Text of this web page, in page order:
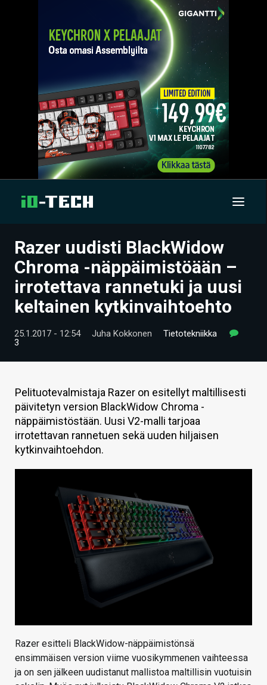
UUTISET
ARTIKKELIT
VIDEOT
TECHBBS
KAUPPA
VAIHDA TEEMA
Razer uudisti BlackWidow
Chroma -näppäimistöään –
irrotettava rannetuki ja uusi
keltainen kytkinvaihtoehto
25.1.2017 - 12:54 Juha Kokkonen
Tietotekniikka
3
Pelituotevalmistaja Razer on esitellyt maltillisesti
päivitetyn version BlackWidow Chroma -
näppäimistöstään. Uusi V2-malli tarjoaa
irrotettavan rannetuen sekä uuden hiljaisen
kytkinvaihtoehdon.
Razer esitteli BlackWidow-näppäimistönsä
ensimmäisen version viime vuosikymmenen vaihteessa
ja on sen jälkeen uudistanut mallistoa maltillisin vuotuisin